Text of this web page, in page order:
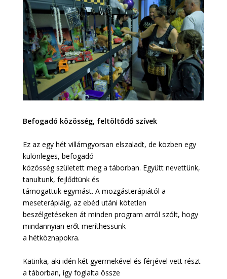
Befogadó közösség, feltöltődő szívek
Ez az egy hét villámgyorsan elszaladt, de közben egy
különleges, befogadó
közösség született meg a táborban. Együtt nevettünk,
tanultunk, fejlődtünk és
támogattuk egymást. A mozgásterápiától a
meseterápiáig, az ebéd utáni kötetlen
beszélgetéseken át minden program arról szólt, hogy
mindannyian erőt meríthessünk
a hétköznapokra.
Katinka, aki idén két gyermekével és férjével vett részt
a táborban, így foglalta össze